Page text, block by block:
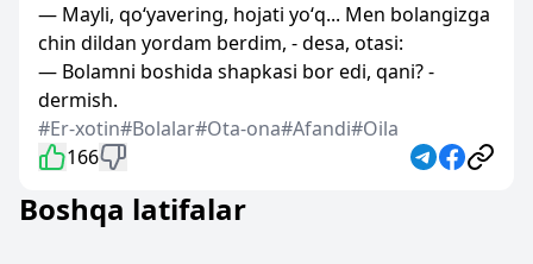
— Mayli, qoʻyavering, hojati yoʻq... Men bolangizga
chin dildan yordam berdim, - desa, otasi:
— Bolamni boshida shapkasi bor edi, qani? -
dermish.
#Er-xotin#Bolalar#Ota-ona#Afandi#Oila
166
Boshqa latifalar